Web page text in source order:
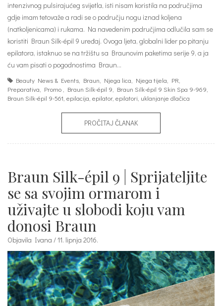
intenzivnog pulsirajućeg svijetla, isti nisam koristila na područjima
gdje imam tetovaže a radi se o području nogu iznad koljena
(natkoljenicama) i rukama. Na navedenim područjima odlučila sam se
koristiti Braun Silk-épil 9 uređaj. Ovoga ljeta, globalni lider po pitanju
epilatora, istaknuo se na tržištu sa Braunovim paketima serije 9, a ja
ću vam pisati o pogodnostima Braun…
Beauty News & Events Braun Njega lica Njega tijela PR
Preparativa
Promo Braun Silk-épil 9 Braun Silk-épil 9 Skin Spa 9-969
Braun Silk-épil 9-561 epilacija epilator, epilatori uklanjanje dlačica
PROČITAJ ČLANAK
Braun Silk-épil 9 | Sprijateljite
se sa svojim ormarom i
uživajte u slobodi koju vam
donosi Braun
Objavila Ivana / 11. lipnja 2016.